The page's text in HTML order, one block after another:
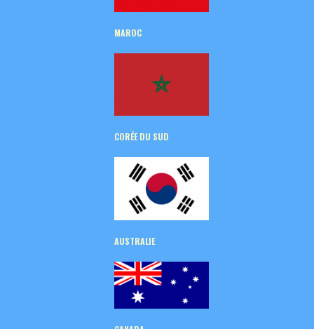
MAROC
CORÉEDU SUD
AUSTRALIE